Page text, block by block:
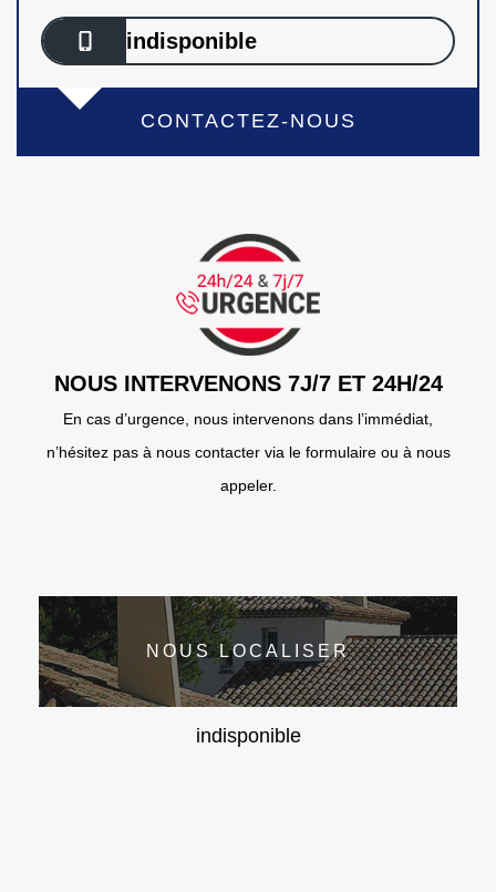
indisponible
CONTACTEZ-NOUS
NOUS INTERVENONS 7J/7 ET 24H/24
En cas d’urgence, nous intervenons dans l’immédiat,
n’hésitez pas à nous contacter via le formulaire ou à nous
appeler.
NOUS LOCALISER
indisponible